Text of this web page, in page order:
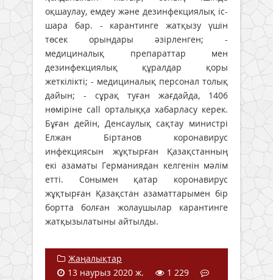
оқшаулау, емдеу және дезинфекциялық іс-
шара бар. - карантинге жатқызу үшін
төсек орындары әзірленген; -
медициналық препараттар мен
дезинфекциялық құралдар қоры
жеткілікті; - медициналық персонал толық
дайын; - сұрақ туған жағдайда, 1406
нөміріне call орталыққа хабарласу керек.
Бұған дейін, Денсаулық сақтау министрі
Елжан Біртанов коронавирус
инфекциясын жұқтырған Қазақстанның
екі азаматы Германиядан келгенін мәлім
етті. Сонымен қатар коронавирус
жұқтырған Қазақстан азаматтарымен бір
бортта болған жолаушылар карантинге
жатқызылатыны айтылды.
Жаңалықтар
13 наурыз 2020 ж.
1 229